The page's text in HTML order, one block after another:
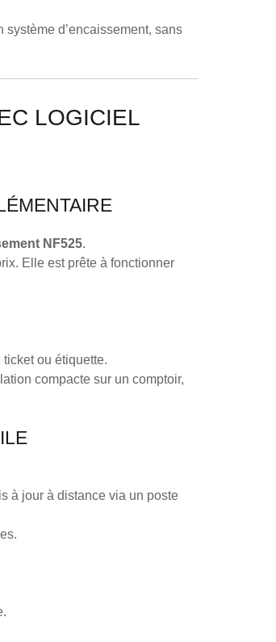
d’encaissement, sans
LOGICIEL
NF525.
Elle est prête à fonctionner
ou étiquette.
compacte sur un comptoir,
à jour à distance via un poste